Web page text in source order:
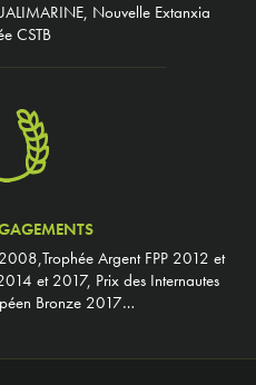
Nouvelle Extanxia
CSTB
Argent FPP 2012 et
et 2017, Prix des Internautes
Bronze 2017…